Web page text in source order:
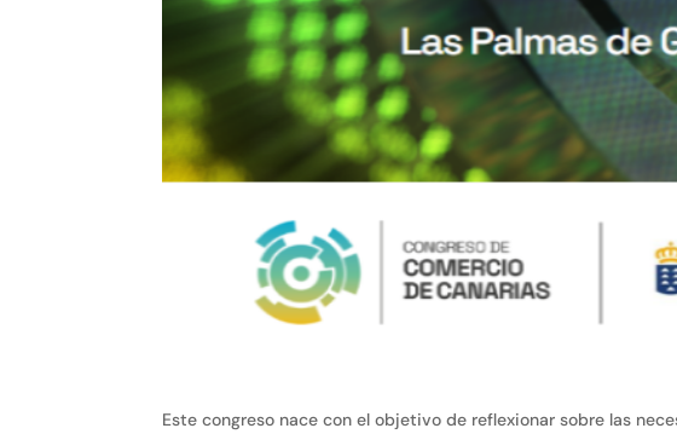
Este congreso nace con el objetivo de reflexionar sobre las